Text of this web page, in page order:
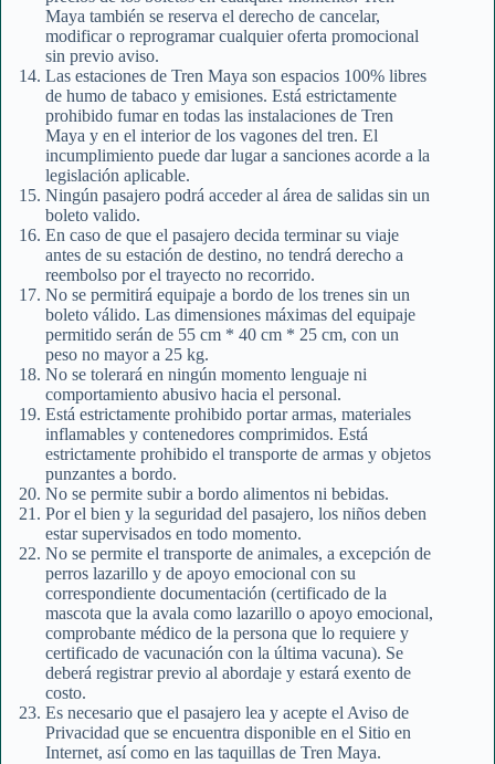
Maya también se reserva el derecho de cancelar,
modificar o reprogramar cualquier oferta promocional
sin previo aviso.
Las estaciones de Tren Maya son espacios 100% libres
de humo de tabaco y emisiones. Está estrictamente
prohibido fumar en todas las instalaciones de Tren
Maya y en el interior de los vagones del tren. El
incumplimiento puede dar lugar a sanciones acorde a la
legislación aplicable.
Ningún pasajero podrá acceder al área de salidas sin un
boleto valido.
En caso de que el pasajero decida terminar su viaje
antes de su estación de destino, no tendrá derecho a
reembolso por el trayecto no recorrido.
No se permitirá equipaje a bordo de los trenes sin un
boleto válido. Las dimensiones máximas del equipaje
permitido serán de 55 cm * 40 cm * 25 cm, con un
peso no mayor a 25 kg.
No se tolerará en ningún momento lenguaje ni
comportamiento abusivo hacia el personal.
Está estrictamente prohibido portar armas, materiales
inflamables y contenedores comprimidos. Está
estrictamente prohibido el transporte de armas y objetos
punzantes a bordo.
No se permite subir a bordo alimentos ni bebidas.
Por el bien y la seguridad del pasajero, los niños deben
estar supervisados en todo momento.
No se permite el transporte de animales, a excepción de
perros lazarillo y de apoyo emocional con su
correspondiente documentación (certificado de la
mascota que la avala como lazarillo o apoyo emocional,
comprobante médico de la persona que lo requiere y
certificado de vacunación con la última vacuna). Se
deberá registrar previo al abordaje y estará exento de
costo.
Es necesario que el pasajero lea y acepte el Aviso de
Privacidad que se encuentra disponible en el Sitio en
Internet, así como en las taquillas de Tren Maya.